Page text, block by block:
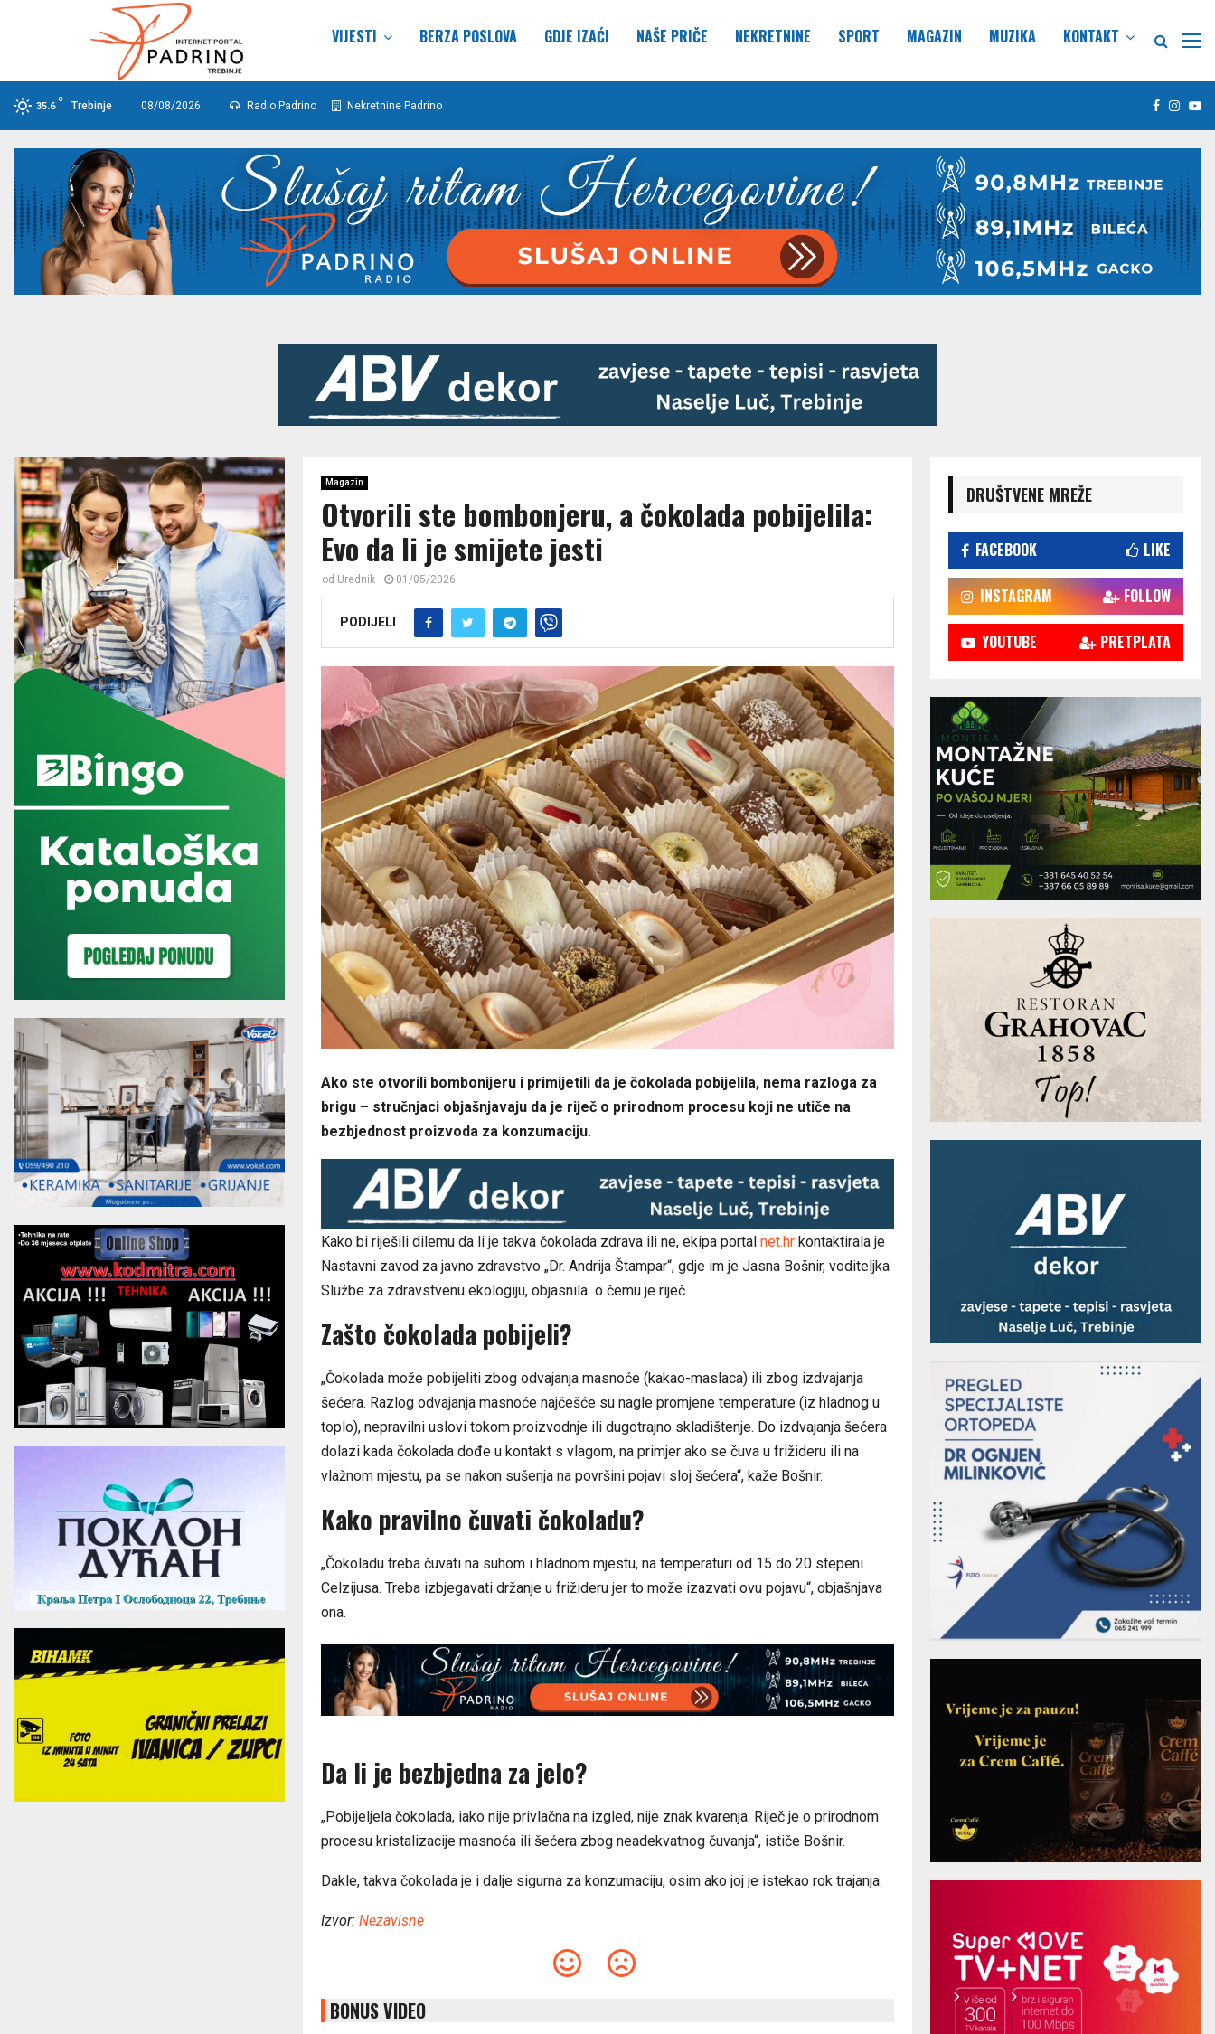
VIJESTI BERZA POSLOVA GDJE IZAĆI NAŠE PRIČE NEKRETNINE SPORT MAGAZIN MUZIKA KONTAKT
35.6
C
Trebinje 08/08/2026 Radio Padrino Nekretnine Padrino Facebook
Magazin
Otvorili ste bombonjeru, a čokolada pobijelila:
Evo da li je smijete jesti
od Urednik 01/05/2026
PODIJELI
Ako ste otvorili bombonijeru i primijetili da je čokolada pobijelila, nema razloga za
brigu – stručnjaci objašnjavaju da je riječ o prirodnom procesu koji ne utiče na
bezbjednost proizvoda za konzumaciju.
Kako bi riješili dilemu da li je takva čokolada zdrava ili ne, ekipa portal net.hr kontaktirala je
Nastavni zavod za javno zdravstvo „Dr. Andrija Štampar“, gdje im je Jasna Bošnir, voditeljka
Službe za zdravstvenu ekologiju, objasnila o čemu je riječ.
Zašto čokolada pobijeli?
„Čokolada može pobijeliti zbog odvajanja masnoće (kakao-maslaca) ili zbog izdvajanja
šećera. Razlog odvajanja masnoće najčešće su nagle promjene temperature (iz hladnog u
toplo), nepravilni uslovi tokom proizvodnje ili dugotrajno skladištenje. Do izdvajanja šećera
dolazi kada čokolada dođe u kontakt s vlagom, na primjer ako se čuva u frižideru ili na
vlažnom mjestu, pa se nakon sušenja na površini pojavi sloj šećera“, kaže Bošnir.
Kako pravilno čuvati čokoladu?
„Čokoladu treba čuvati na suhom i hladnom mjestu, na temperaturi od 15 do 20 stepeni
Celzijusa. Treba izbjegavati držanje u frižideru jer to može izazvati ovu pojavu“, objašnjava
ona.
Da li je bezbjedna za jelo?
„Pobijeljela čokolada, iako nije privlačna na izgled, nije znak kvarenja. Riječ je o prirodnom
procesu kristalizacije masnoća ili šećera zbog neadekvatnog čuvanja“, ističe Bošnir.
Dakle, takva čokolada je i dalje sigurna za konzumaciju, osim ako joj je istekao rok trajanja.
Izvor: Nezavisne
BONUS VIDEO
DRUŠTVENE MREŽE
FACEBOOK LIKE
INSTAGRAM FOLLOW
YOUTUBE PRETPLATA